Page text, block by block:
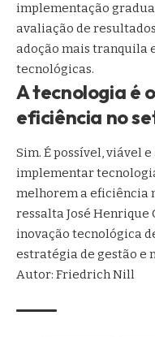
implementação
avaliação de
adoção mais tranquila
tecnológicas.
A tecnologia é
eficiência no
Sim. É possível, viável
implementar
melhorem a eficiência
ressalta José Henrique
inovação tecnológica
estratégia de gestão e
Autor: Friedrich Nill